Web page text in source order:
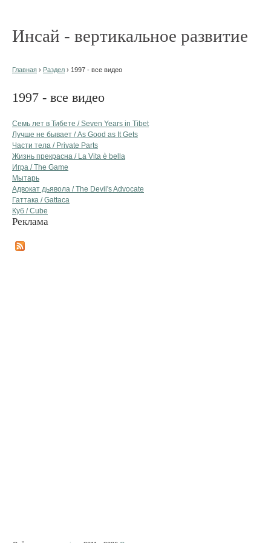
Инсай - вертикальное развитие
Главная › Раздел › 1997 - все видео
1997 - все видео
Семь лет в Тибете / Seven Years in Tibet
Лучше не бывает / As Good as It Gets
Части тела / Private Parts
Жизнь прекрасна / La Vita è bella
Игра / The Game
Мытарь
Адвокат дьявола / The Devil's Advocate
Гаттака / Gattaca
Куб / Cube
Реклама